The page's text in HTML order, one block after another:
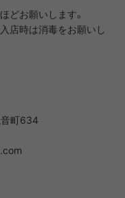
どお願いします。
店時は消毒をお願いし
町634